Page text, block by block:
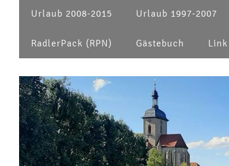
Urlaub 2008-2015 Urlaub 1997-2007
RadlerPack (RPN) Gästebuch Link